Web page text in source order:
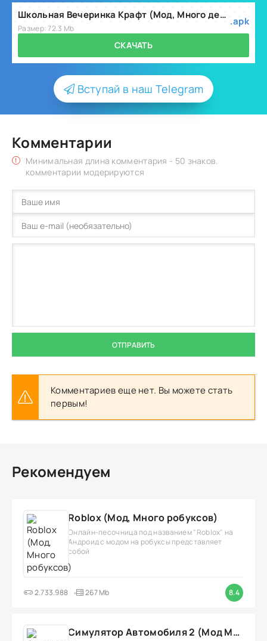
Школьная Вечеринка Крафт (Мод, Много денег) v1.8.39
Размер: 72.3 Mb
.apk
СКАЧАТЬ
Вступай в наш Telegram
Комментарии
Минимальная длина комментария - 50 знаков.
комментарии модерируются
ОТПРАВИТЬ
Комментариев еще нет. Вы можете стать
первым!
Рекомендуем
Roblox (Мод, Много робуксов)
Онлайн-песочница под названием "Roblox" на
Андроид с модом на робуксы представляет
собой
2.733.988 267 Mb 8.4
Симулятор Автомобиля 2 (Мод Много денег/Всё открыто)